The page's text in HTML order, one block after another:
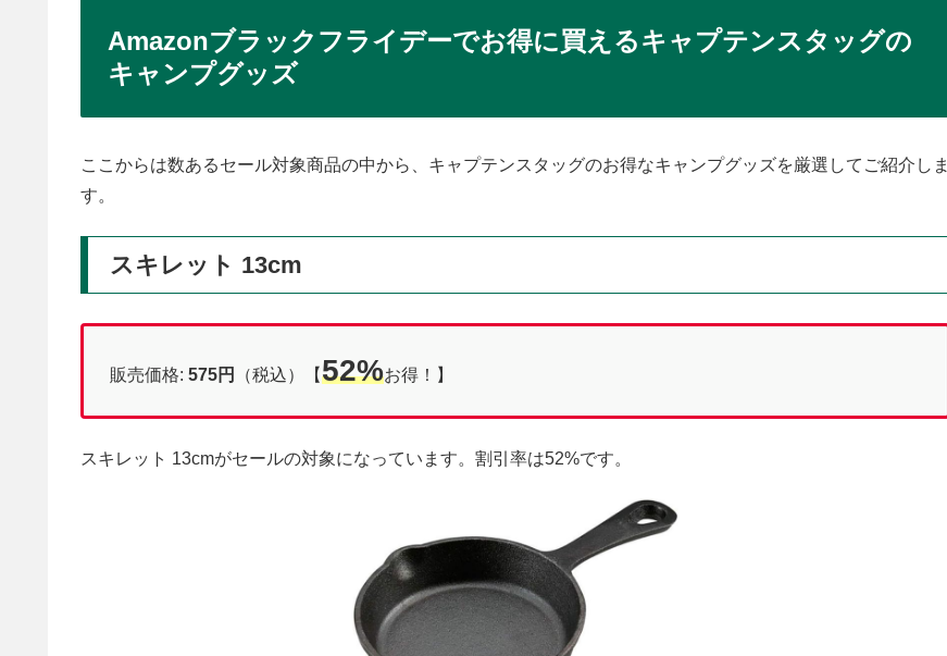
Amazonブラックフライデーでお得に買えるキャプテンスタッグの
キャンプグッズ
ここからは数あるセール対象商品の中から、キャプテンスタッグのお得なキャンプグッズを厳選してご紹介しま
す。
スキレット 13cm
販売価格: 575円 （税込）【52%お得！】
スキレット 13cmがセールの対象になっています。割引率は52%です。